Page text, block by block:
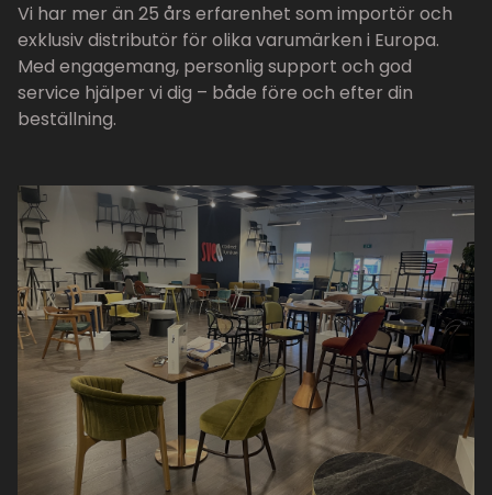
Vi har mer än 25 års erfarenhet som importör och
exklusiv distributör för olika varumärken i Europa.
Med engagemang, personlig support och god
service hjälper vi dig – både före och efter din
beställning.